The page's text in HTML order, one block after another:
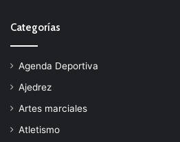
Categorías
Agenda Deportiva
Ajedrez
Artes marciales
Atletismo